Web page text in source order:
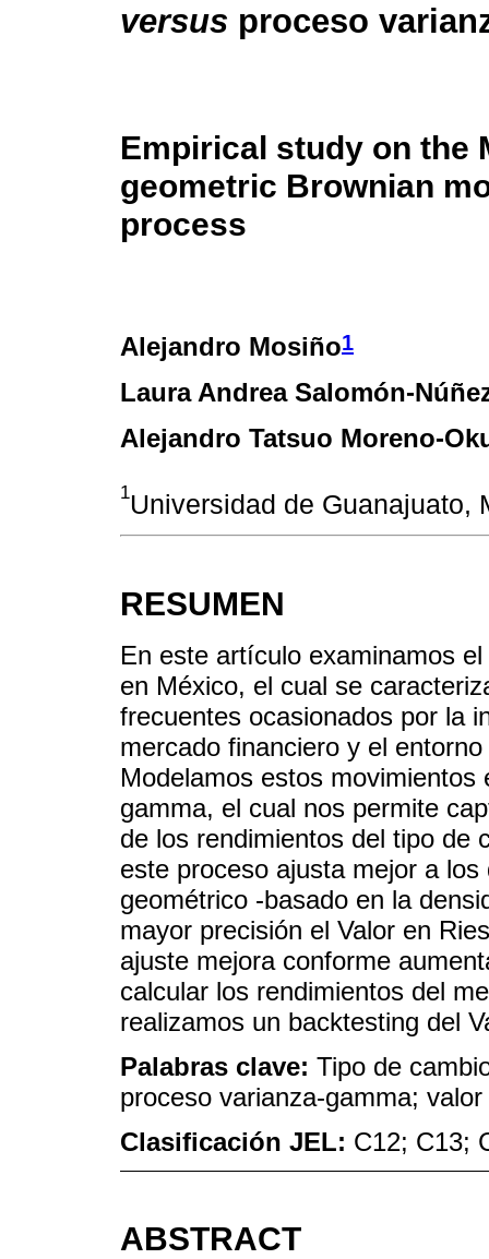
versus proceso
Empirical study on the
geometric Brownian
process
Alejandro Mosiño1
Laura Andrea Salomón-
Alejandro Tatsuo Moreno-
1Universidad de Guanajuato,
RESUMEN
En este artículo examinamos
en México, el cual se
frecuentes ocasionados por la
mercado financiero y el
Modelamos estos
gamma, el cual nos permite
de los rendimientos del tipo de
este proceso ajusta mejor a
geométrico -basado en la
mayor precisión el Valor en
ajuste mejora conforme
calcular los rendimientos del
realizamos un backtesting del
Palabras clave: Tipo de
proceso varianza-gamma;
Clasificación JEL: C12; C13;
ABSTRACT